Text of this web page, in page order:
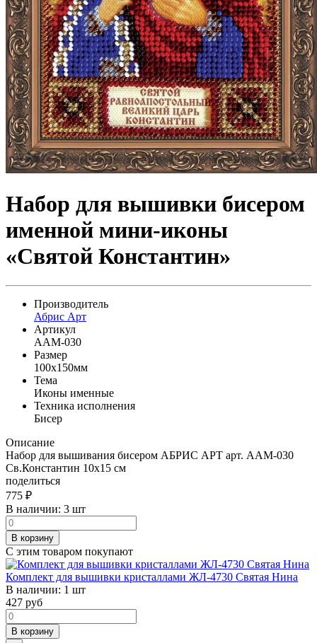
Набор для вышивки бисером
именной мини-иконы
«Святой Константин»
Производитель
Абрис Арт
Артикул
AAM-030
Размер
100x150мм
Тема
Иконы именные
Техника исполнения
Бисер
Описание
Набор для вышивания бисером АБРИС АРТ арт. AАМ-030
Св.Константин 10x15 см
поделиться
775 ₽
В наличии: 3 шт
В корзину
С этим товаром покупают
Комплект для вышивки кристаллами ЖЛ-4730 Святая Нина
В наличии: 1 шт
427 руб
В корзину